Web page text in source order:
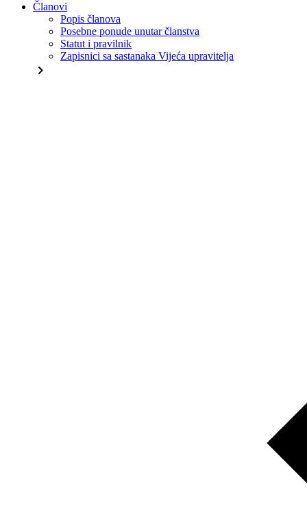
Članovi
Popis članova
Posebne ponude unutar članstva
Statut i pravilnik
Zapisnici sa sastanaka Vijeća upravitelja
chevron_right